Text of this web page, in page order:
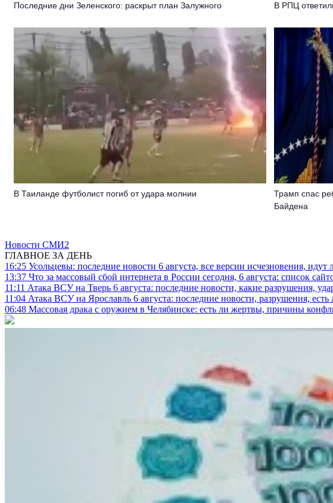
Последние дни Зеленского: раскрыт план Залужного В РПЦ
В Таиланде футболист погиб от удара молнии
Трамп спас
Байдена
Новости СМИ2
ГЛАВНОЕ ЗА ДЕНЬ
16:25 Усольцевы: последние новости 6 августа, все версии исчезновения, идут
13:37 Что за массовый сбой интернета в России сегодня, 6 августа: список
11:11 Атака ВСУ на Тверь 6 августа: последние новости, какие разрушения,
11:04 Атака ВСУ на Ярославль 6 августа: последние новости, разрушения,
06:48 Массовая драка с оружием в Челябинске: есть ли жертвы, причины